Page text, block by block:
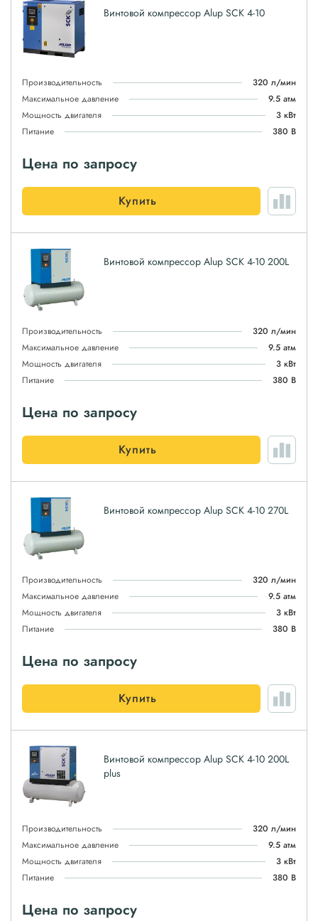
Винтовой компрессор Alup SCK 4-10
Производительность
320 л/мин
Максимальное давление
9.5 атм
Мощность двигателя
3 кВт
Питание
380 В
Цена по запросу
Купить
Винтовой компрессор Alup SCK 4-10 200L
Производительность
320 л/мин
Максимальное давление
9.5 атм
Мощность двигателя
3 кВт
Питание
380 В
Цена по запросу
Купить
Винтовой компрессор Alup SCK 4-10 270L
Производительность
320 л/мин
Максимальное давление
9.5 атм
Мощность двигателя
3 кВт
Питание
380 В
Цена по запросу
Купить
Винтовой компрессор Alup SCK 4-10 200L
plus
Производительность
320 л/мин
Максимальное давление
9.5 атм
Мощность двигателя
3 кВт
Питание
380 В
Цена по запросу